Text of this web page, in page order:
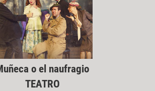
o el naufragio
TEATRO